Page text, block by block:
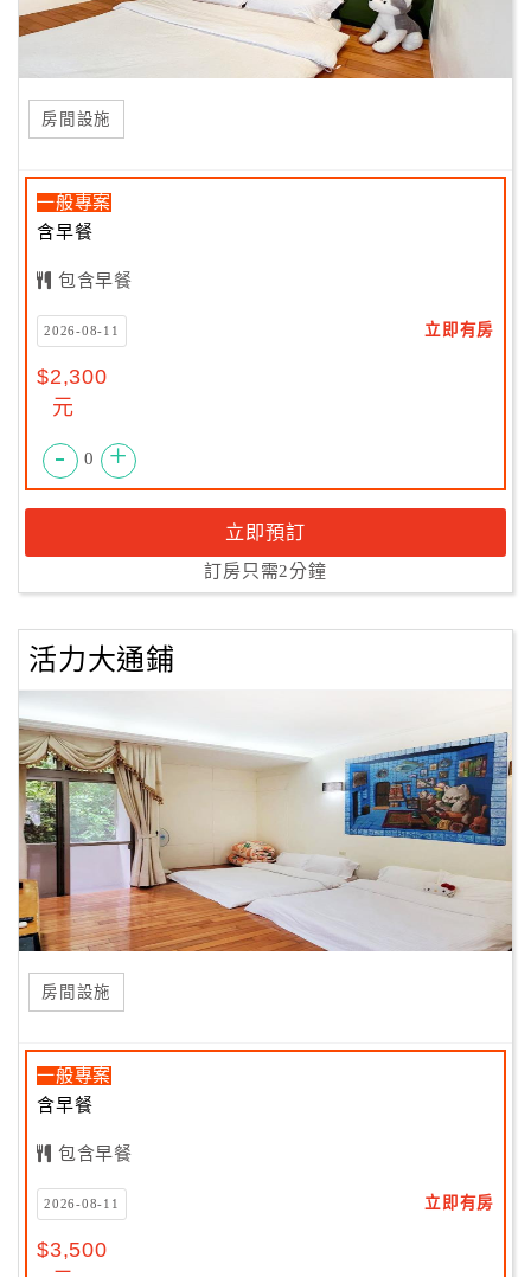
房間設施
一般專案
含早餐
包含早餐
2026-08-11 立即有房
$2,300
元
- 0 +
立即預訂
訂房只需2分鐘
活力大通鋪
房間設施
一般專案
含早餐
包含早餐
2026-08-11 立即有房
$3,500